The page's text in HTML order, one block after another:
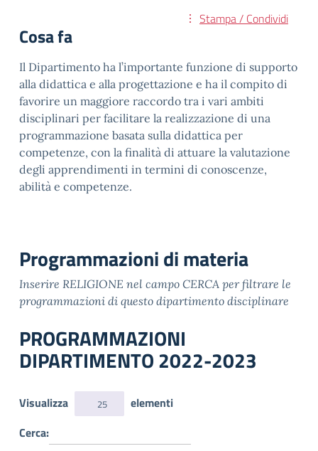
Stampa / Condividi
Cosa fa
Il Dipartimento ha l’importante funzione di supporto
alla didattica e alla progettazione e ha il compito di
favorire un maggiore raccordo tra i vari ambiti
disciplinari per facilitare la realizzazione di una
programmazione basata sulla didattica per
competenze, con la finalità di attuare la valutazione
degli apprendimenti in termini di conoscenze,
abilità e competenze.
Programmazioni di materia
Inserire RELIGIONE nel campo CERCA per filtrare le
programmazioni di questo dipartimento disciplinare
PROGRAMMAZIONI
DIPARTIMENTO 2022-2023
Visualizza 25
elementi
Cerca: